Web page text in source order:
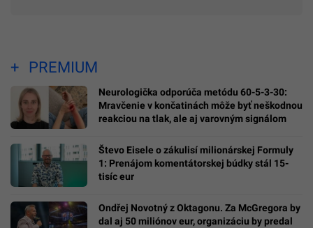
PREMIUM
Neurologička odporúča metódu 60-5-3-30:
Mravčenie v končatinách môže byť neškodnou
reakciou na tlak, ale aj varovným signálom
Števo Eisele o zákulisí milionárskej Formuly
1: Prenájom komentátorskej búdky stál 15-
tisíc eur
Ondřej Novotný z Oktagonu. Za McGregora by
dal aj 50 miliónov eur, organizáciu by predal